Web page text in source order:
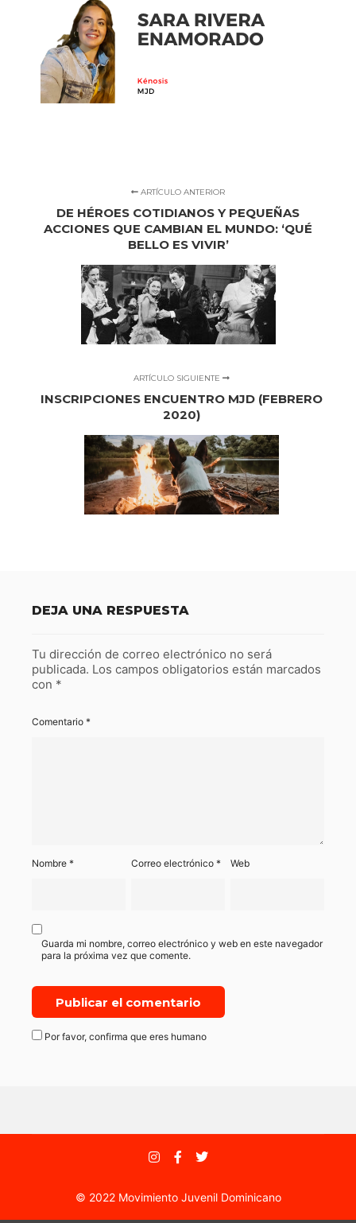
ARTÍCULO ANTERIOR
DE HÉROES COTIDIANOS Y PEQUEÑAS
ACCIONES QUE CAMBIAN EL MUNDO: ‘QUÉ
BELLO ES VIVIR’
ARTÍCULO SIGUIENTE
INSCRIPCIONES ENCUENTRO MJD (FEBRERO
2020)
DEJA UNA RESPUESTA
Tu dirección de correo electrónico no será
publicada. Los campos obligatorios están marcados
con *
Comentario *
Nombre * Correo electrónico* Web
Guarda mi nombre, correo electrónico y web en este navegador
para la próxima vez que comente.
Por favor, confirma que eres humano
© 2022 Movimiento Juvenil Dominicano